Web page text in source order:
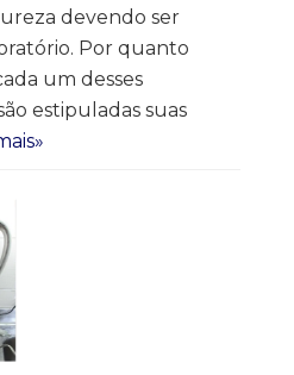
devendo ser
Por quanto
um desses
estipuladas suas